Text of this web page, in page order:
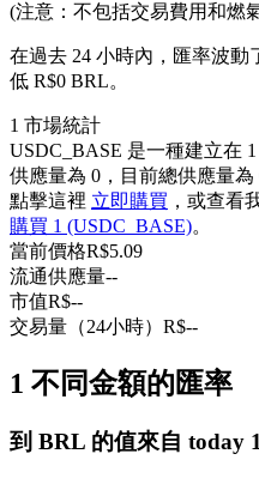
USDC永續
多種以USDC結算的永
(注意：不包括交易費用和燃
在過去 24 小時內，匯率波動
低 R$0 BRL。
1 市場統計
USDC_BASE 是一種建立在
供應量為 0，目前總供應量為
點擊這裡 立即購買 ，或查看
購買 1 (USDC_BASE)。
當前價格R$5.09
流通供應量--
市值R$--
交易量（24小時） R$--
1 不同金額的匯率
到 BRL 的值來自 today